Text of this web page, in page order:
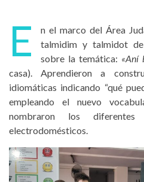
E
n el marco del Área
talmidim y talmidot
sobre la temática: «Aní
casa). Aprendieron a
idiomáticas indicando “qué
empleando el nuevo
nombraron los
electrodomésticos.